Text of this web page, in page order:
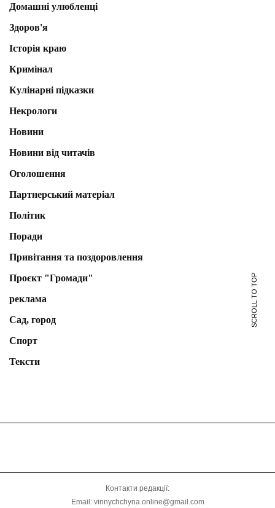
Домашні улюбленці
Здоров'я
Історія краю
Кримінал
Кулінарні підказки
Некрологи
Новини
Новини від читачів
Оголошення
Партнерський матеріал
Політик
Поради
Привітання та поздоровлення
Проєкт "Громади"
реклама
Сад, город
Спорт
Тексти
SCROLL TO TOP
Контакти редакції:
Email: vinnychchyna.online@gmail.com